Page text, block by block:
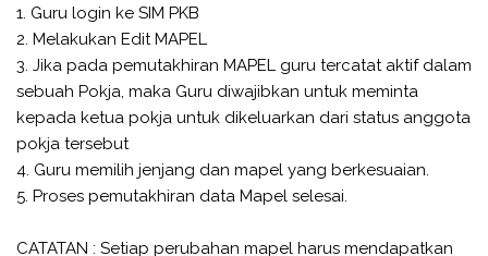
1. Guru login ke SIM PKB
2. Melakukan Edit MAPEL
3. Jika pada pemutakhiran MAPEL guru tercatat aktif dalam
sebuah Pokja, maka Guru diwajibkan untuk meminta
kepada ketua pokja untuk dikeluarkan dari status anggota
pokja tersebut
4. Guru memilih jenjang dan mapel yang berkesuaian.
5. Proses pemutakhiran data Mapel selesai.
CATATAN : Setiap perubahan mapel harus mendapatkan